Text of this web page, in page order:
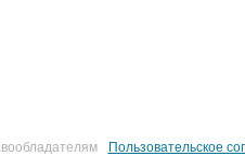
Пользовательское